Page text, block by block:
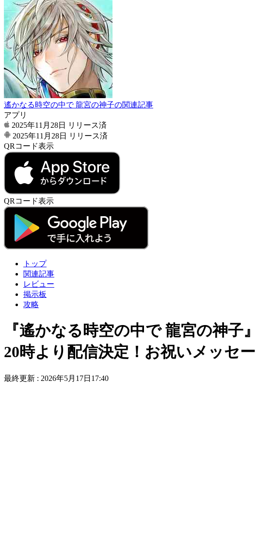
遙かなる時空の中で 龍宮の神子の関連記事
アプリ
2025年11月28日
リリース済
2025年11月28日
リリース済
QRコード表示
QRコード表示
トップ
関連記事
レビュー
掲示板
攻略
『遙かなる時空の中で 龍宮の神子
20時より配信決定！お祝いメッセ
最終更新 : 2026年5月17日17:40